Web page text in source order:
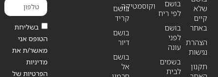
שלא
קיים
באתר
הצהרת
נגישות
תקנון
וקוסמטיקה
בושם
לפי ריח
בושם
לפני
עונה
בשמים
לבית
בושם
קריד
בושם
דיור
בושם
אל
בשליחת
הטופס אני
מאשר/ת את
מדיניות
הפרטיות של